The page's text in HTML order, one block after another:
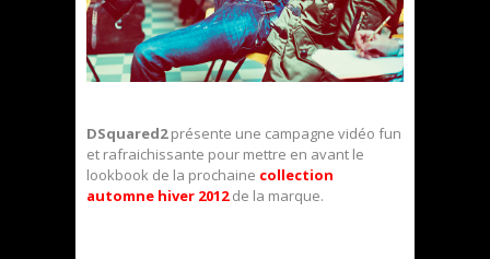
DSquared2présente une campagne vidéo fun
et rafraichissante pour mettre en avant le
lookbook de la prochaine collection
automne hiver 2012de la marque.